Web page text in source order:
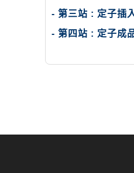
- 第三站 : 定子插
- 第四站 : 定子成